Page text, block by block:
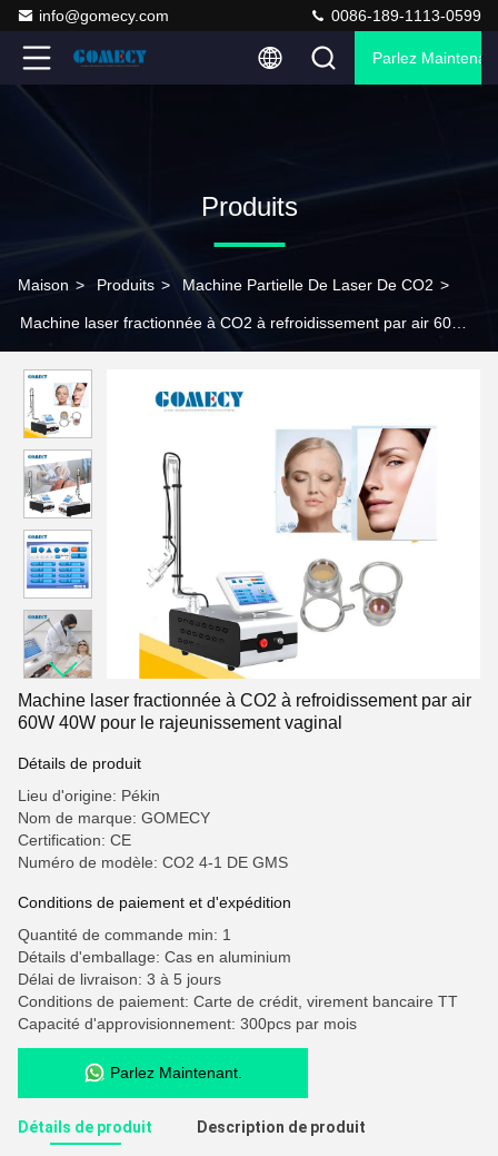
info@gomecy.com 0086-189-1113-0599
Parlez
Produits
Maison > Produits > Machine Partielle De Laser De CO2 >
Machine laser fractionnée à CO2 à refroidissement par air 60W
Machine laser fractionnée à CO2 à refroidissement par air
60W 40W pour le rajeunissement vaginal
Détails de produit
Lieu d'origine: Pékin
Nom de marque: GOMECY
Certification: CE
Numéro de modèle: CO2 4-1 DE GMS
Conditions de paiement et d'expédition
Quantité de commande min: 1
Détails d'emballage: Cas en aluminium
Délai de livraison: 3 à 5 jours
Conditions de paiement: Carte de crédit, virement bancaire TT
Capacité d'approvisionnement: 300pcs par mois
Parlez Maintenant.
Détails de produit Description de produit